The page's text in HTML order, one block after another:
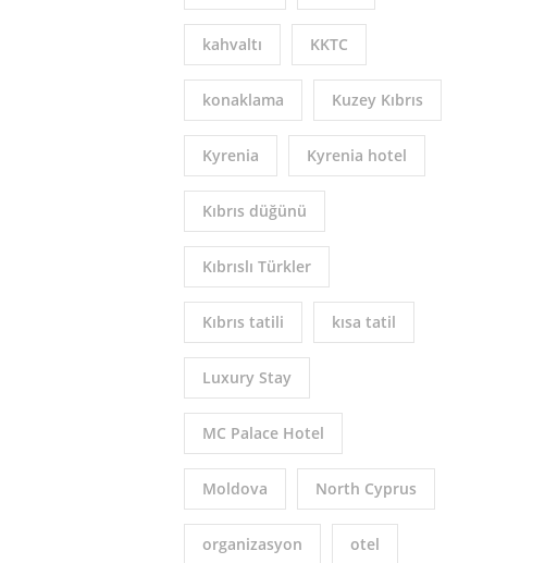
kahvaltı KKTC
konaklama Kuzey Kıbrıs
Kyrenia Kyrenia hotel
Kıbrıs düğünü
Kıbrıslı Türkler
Kıbrıs tatili kısa tatil
Luxury Stay
MC Palace Hotel
Moldova North Cyprus
organizasyon otel